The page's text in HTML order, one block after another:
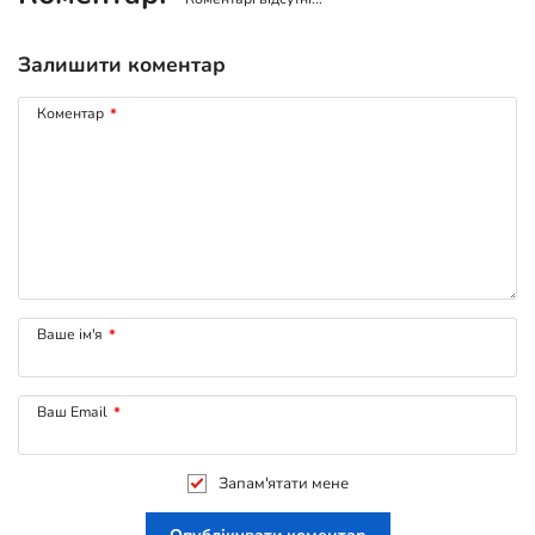
Залишити коментар
Коментар *
Ваше ім'я *
Ваш Email *
Запам'ятати мене